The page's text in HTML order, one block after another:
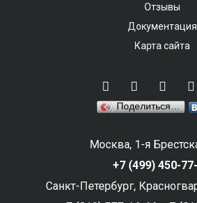
Отзывы
Документация
Карта сайта
Поделиться…
Москва, 1-я
+7 (499) 450-
Санкт-Петербург,